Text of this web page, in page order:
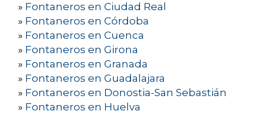
» Fontaneros en Ciudad Real
» Fontaneros en Córdoba
» Fontaneros en Cuenca
» Fontaneros en Girona
» Fontaneros en Granada
» Fontaneros en Guadalajara
» Fontaneros en Donostia-San Sebastián
» Fontaneros en Huelva